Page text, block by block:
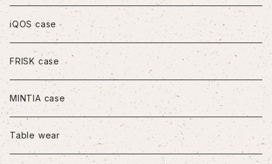
iPhone11
iPhone11Pro
iPhone11Pro Max
iPhone12/12Pro
iQOS case
FRISK case
MINTIA case
Table wear